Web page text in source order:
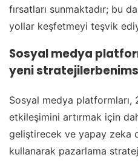
fırsatları sunmaktadır; bu
yollar keşfetmeyi teşvik
Sosyal medya
yeni
Sosyal medya platformları,
etkileşimini artırmak için
geliştirecek ve yapay zeka
kullanarak pazarlama